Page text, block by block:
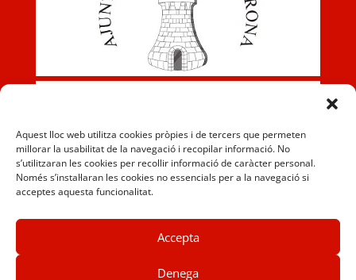
Aquest lloc web utilitza cookies pròpies i de tercers que permeten
millorar la usabilitat de la navegació i recopilar informació. No
s’utilitzaran les cookies per recollir informació de caràcter personal.
Només s’instal·laran les cookies no essencials per a la navegació si
acceptes aquesta funcionalitat.
Accepta
Denega